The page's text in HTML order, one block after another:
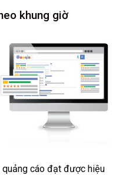
khung giờ
quảng cáo đạt được hiệu